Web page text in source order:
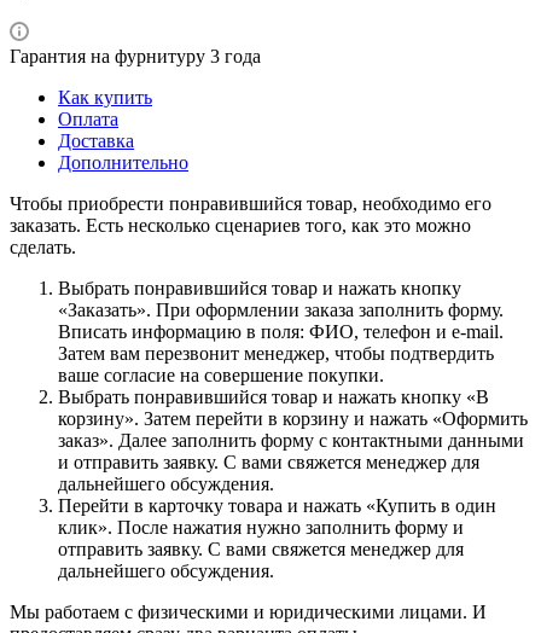
Гарантия на фурнитуру 3 года
Как купить
Оплата
Доставка
Дополнительно
Чтобы приобрести понравившийся товар, необходимо его
заказать. Есть несколько сценариев того, как это можно
сделать.
Выбрать понравившийся товар и нажать кнопку
«Заказать». При оформлении заказа заполнить форму.
Вписать информацию в поля: ФИО, телефон и e-mail.
Затем вам перезвонит менеджер, чтобы подтвердить
ваше согласие на совершение покупки.
Выбрать понравившийся товар и нажать кнопку «В
корзину». Затем перейти в корзину и нажать «Оформить
заказ». Далее заполнить форму с контактными данными
и отправить заявку. С вами свяжется менеджер для
дальнейшего обсуждения.
Перейти в карточку товара и нажать «Купить в один
клик». После нажатия нужно заполнить форму и
отправить заявку. С вами свяжется менеджер для
дальнейшего обсуждения.
Мы работаем с физическими и юридическими лицами. И